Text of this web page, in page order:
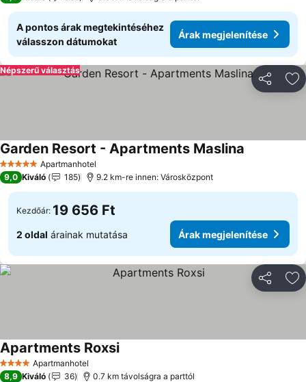
A pontos árak megtekintéséhez
válasszon dátumokat
Árak megjelenítése
Népszerű választás
5 KategóriaApartmanhotel
Garden Resort - Apartments Maslina
9,0 Kiváló 185 9.2 km-re innen: Városközpont
Kezdőár: 19 656 Ft
2 oldal árainak mutatása Árak megjelenítése
4 KategóriaApartmanhotel
Apartments RoxsiÁrak megjelenítése
8,9 Kiváló 36 0.7 km távolságra a parttól